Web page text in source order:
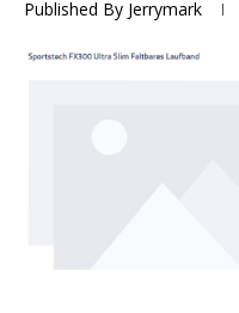
Published By Jerrymark